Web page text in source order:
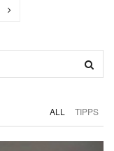
ALL TIPPS